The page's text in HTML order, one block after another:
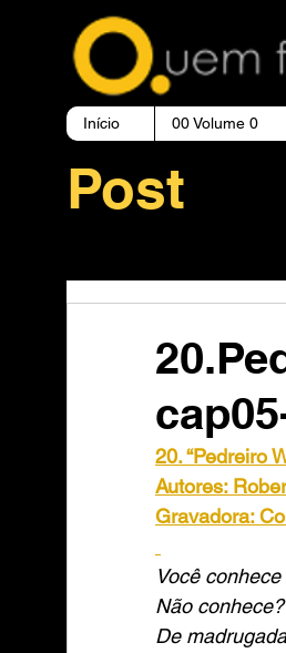
Início 00 Volume 0
Post
20. “Pedreiro
Autores:
Gravadora:
Você
Não
De